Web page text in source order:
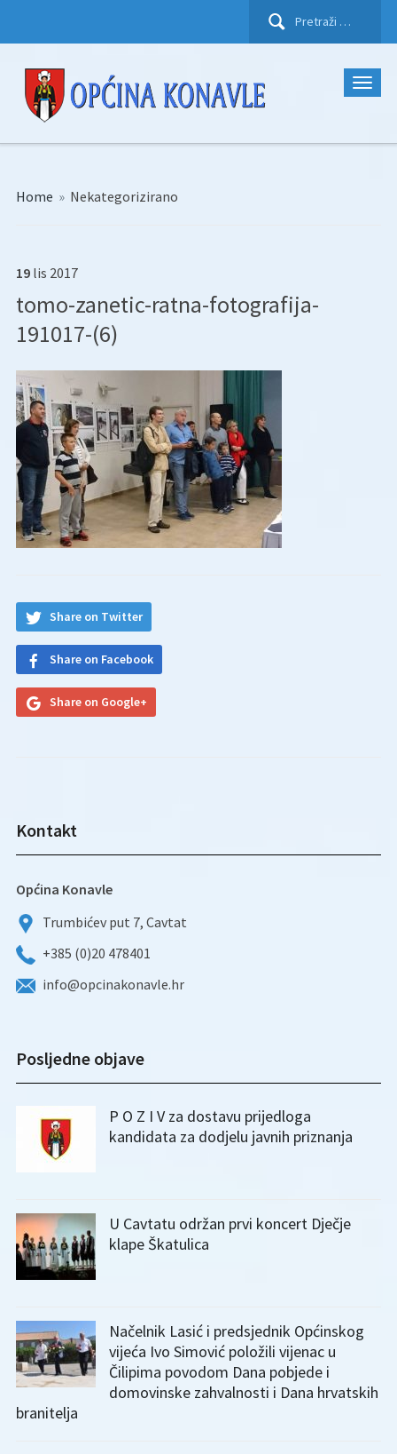
Pretraži:
Home » Nekategorizirano
19 lis 2017
tomo-zanetic-ratna-fotografija-
191017-(6)
Share on Twitter
Share on Facebook
Share on Google+
Kontakt
Općina Konavle
Trumbićev put 7, Cavtat
+385 (0)20 478401
info@opcinakonavle.hr
Posljedne objave
P O Z I V za dostavu prijedloga
kandidata za dodjelu javnih priznanja
U Cavtatu održan prvi koncert Dječje
klape Škatulica
Načelnik Lasić i predsjednik Općinskog
vijeća Ivo Simović položili vijenac u
Čilipima povodom Dana pobjede i
domovinske zahvalnosti i Dana hrvatskih
branitelja